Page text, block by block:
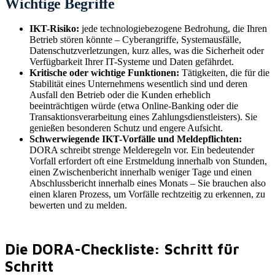
Wichtige Begriffe
IKT-Risiko: jede technologiebezogene Bedrohung, die Ihren
Betrieb stören könnte – Cyberangriffe, Systemausfälle,
Datenschutzverletzungen, kurz alles, was die Sicherheit oder
Verfügbarkeit Ihrer IT-Systeme und Daten gefährdet.
Kritische oder wichtige Funktionen: Tätigkeiten, die für die
Stabilität eines Unternehmens wesentlich sind und deren
Ausfall den Betrieb oder die Kunden erheblich
beeinträchtigen würde (etwa Online-Banking oder die
Transaktionsverarbeitung eines Zahlungsdienstleisters). Sie
genießen besonderen Schutz und engere Aufsicht.
Schwerwiegende IKT-Vorfälle und Meldepflichten:
DORA schreibt strenge Melderegeln vor. Ein bedeutender
Vorfall erfordert oft eine Erstmeldung innerhalb von Stunden,
einen Zwischenbericht innerhalb weniger Tage und einen
Abschlussbericht innerhalb eines Monats – Sie brauchen also
einen klaren Prozess, um Vorfälle rechtzeitig zu erkennen, zu
bewerten und zu melden.
Die DORA-Checkliste: Schritt für
Schritt